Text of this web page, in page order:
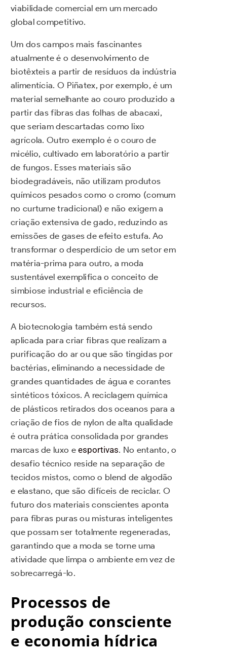
viabilidade comercial em um mercado
global competitivo.
Um dos campos mais fascinantes
atualmente é o desenvolvimento de
biotêxteis a partir de resíduos da indústria
alimentícia. O Piñatex, por exemplo, é um
material semelhante ao couro produzido a
partir das fibras das folhas de abacaxi,
que seriam descartadas como lixo
agrícola. Outro exemplo é o couro de
micélio, cultivado em laboratório a partir
de fungos. Esses materiais são
biodegradáveis, não utilizam produtos
químicos pesados como o cromo (comum
no curtume tradicional) e não exigem a
criação extensiva de gado, reduzindo as
emissões de gases de efeito estufa. Ao
transformar o desperdício de um setor em
matéria-prima para outro, a moda
sustentável exemplifica o conceito de
simbiose industrial e eficiência de
recursos.
A biotecnologia também está sendo
aplicada para criar fibras que realizam a
purificação do ar ou que são tingidas por
bactérias, eliminando a necessidade de
grandes quantidades de água e corantes
sintéticos tóxicos. A reciclagem química
de plásticos retirados dos oceanos para a
criação de fios de nylon de alta qualidade
é outra prática consolidada por grandes
marcas de luxo eesportivas. No entanto, o
desafio técnico reside na separação de
tecidos mistos, como o blend de algodão
e elastano, que são difíceis de reciclar. O
futuro dos materiais conscientes aponta
para fibras puras ou misturas inteligentes
que possam ser totalmente regeneradas,
garantindo que a moda se torne uma
atividade que limpa o ambiente em vez de
sobrecarregá-lo.
Processos de
produção consciente
e economia hídrica